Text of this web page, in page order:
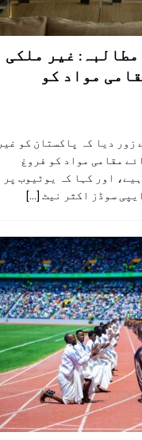
غیر ملکی
مواد کو
زور دیا کہ پاکستان کو غیر
مقامی مواد کو فروغ
اور کہا کہ یوٹیوب پر
سوڈز اکثر نیٹ [...]